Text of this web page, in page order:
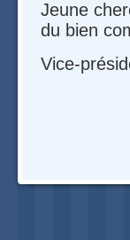
Jeune
du bien
Vice-
Navigation